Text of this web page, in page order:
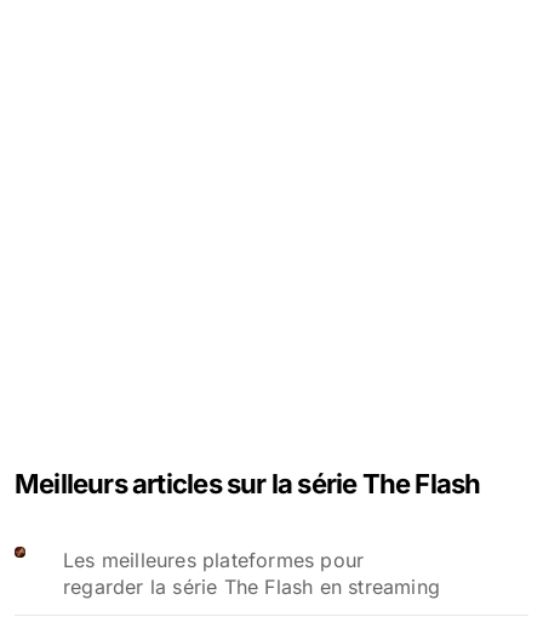
Meilleurs articles sur la série The Flash
Les meilleures plateformes pour
regarder la série The Flash en streaming